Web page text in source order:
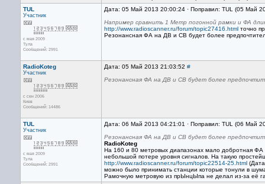
TUL
Участник
с мая 2009
Тула
Сообщений: 2991
Дата: 05 Май 2013 20:00:24 · Поправил: TUL (05 Май
Например сравнить 1 Метр погонной рамки и ФА
http://www.radioscanner.ru/forum/topic27416.html точно
Резонансная ФА на ДВ и СВ будет более
RadioKoteg
Участник
с сен 2006
Киев
Сообщений: 14486
Дата: 05 Май 2013 21:03:52 #
Резонансная ФА на ДВ и СВ будет более
TUL
Участник
с мая 2009
Тула
Сообщений: 2991
Дата: 06 Май 2013 04:21:01 · Поправил: TUL (06 Май
Резонансная ФА на ДВ и СВ будет более
RadioKoteg
На 160 и 80 метровых диапазонах мало добротная
небольшой потере уровня сигналов. На такую
http://www.radioscanner.ru/forum/topic22514-25.html
можно было принимать станции которые тонули в
Рамочную метровую из прЫнцЫпа не делал из-за её